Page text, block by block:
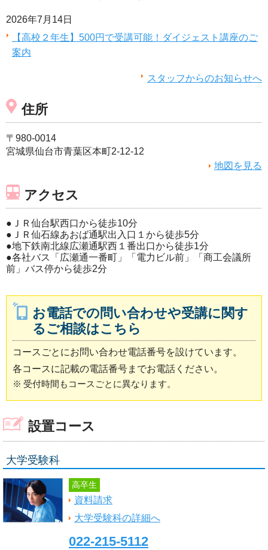
スタッフからのお知らせへ
2026年7月14日
【高校２年生】500円で受講可能！ダイジェスト講座のご
案内
住所
〒980-0014
宮城県仙台市青葉区本町2-12-12
地図を見る
アクセス
●ＪＲ仙台駅西口から徒歩10分
●ＪＲ仙石線あおば通駅出入口１から徒歩5分
●地下鉄南北線広瀬通駅西１番出口から徒歩1分
●各社バス「広瀬通一番町」「電力ビル前」「商工会議所
前」バス停から徒歩2分
お電話での問い合わせや受講に関す
るご相談はこちら
コースごとにお問い合わせ電話番号を設けています。
各コースに記載の電話番号までお電話ください。
※ 受付時間もコースごとに異なります。
設置コース
大学受験科
高卒生
資料請求
大学受験科の詳細へ
022-215-5112